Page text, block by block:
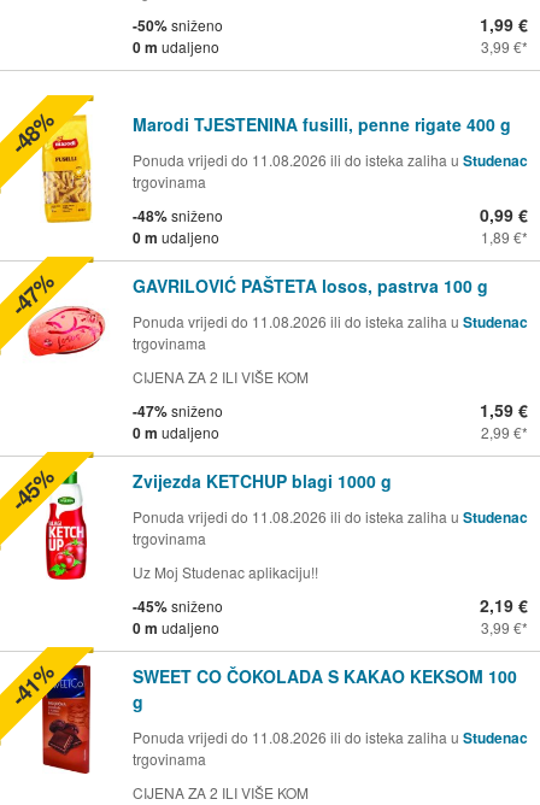
-50%sniženo
0 m udaljeno
1,99 €
3,99 €
Marodi TJESTENINA fusilli, penne rigate 400 g
Ponuda vrijedi do 11.08.2026 ili do isteka zaliha u Studenac
trgovinama
-48%sniženo
0 m udaljeno
0,99 €
1,89 €
-48%
GAVRILOVIĆ PAŠTETA losos, pastrva 100 g
Ponuda vrijedi do 11.08.2026 ili do isteka zaliha u Studenac
trgovinama
CIJENA ZA 2 ILI VIŠE KOM
-47%sniženo
0 m udaljeno
1,59 €
2,99 €
-47%
Zvijezda KETCHUP blagi 1000 g
Ponuda vrijedi do 11.08.2026 ili do isteka zaliha u Studenac
trgovinama
Uz Moj Studenac aplikaciju!!
-45%sniženo
0 m udaljeno
2,19 €
3,99 €
-45%
SWEET CO ČOKOLADA S KAKAO KEKSOM 100
g
Ponuda vrijedi do 11.08.2026 ili do isteka zaliha u Studenac
trgovinama
CIJENA ZA 2 ILI VIŠE KOM
-41%